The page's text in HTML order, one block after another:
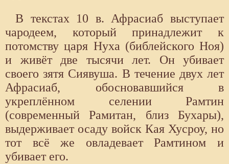
В текстах 10 в. Афрасиаб выступает
чародеем, который принадлежит к
потомству царя Нуха (библейского Ноя)
и живёт две тысячи лет. Он убивает
своего зятя Сиявуша. В течение двух лет
Афрасиаб, обосновавшийся в
укреплённом селении Рамтин
(современный Рамитан, близ Бухары),
выдерживает осаду войск Кая Хусроу, но
тот всё же овладевает Рамтином и
убивает его.